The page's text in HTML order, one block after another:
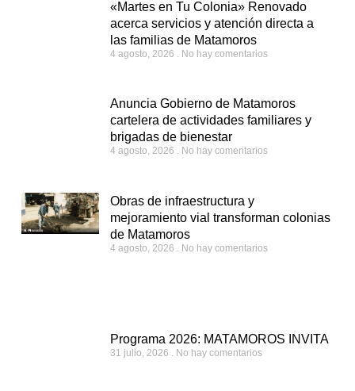
«Martes en Tu Colonia» Renovado
acerca servicios y atención directa a
las familias de Matamoros
4 agosto, 2026 No hay comentarios
Anuncia Gobierno de Matamoros
cartelera de actividades familiares y
brigadas de bienestar
4 agosto, 2026 No hay comentarios
Obras de infraestructura y
mejoramiento vial transforman colonias
de Matamoros
4 agosto, 2026 No hay comentarios
Programa 2026: MATAMOROS INVITA
31 julio, 2026 No hay comentarios